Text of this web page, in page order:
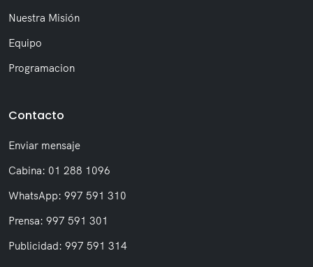
Nuestra Misión
Equipo
Programacion
Contacto
Enviar mensaje
Cabina: 01 288 1096
WhatsApp: 997 591 310
Prensa: 997 591 301
Publicidad: 997 591 314